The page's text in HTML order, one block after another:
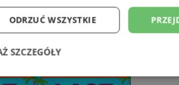
ODRZUĆ WSZYSTKIE
SZCZEGÓŁY
Wydajność